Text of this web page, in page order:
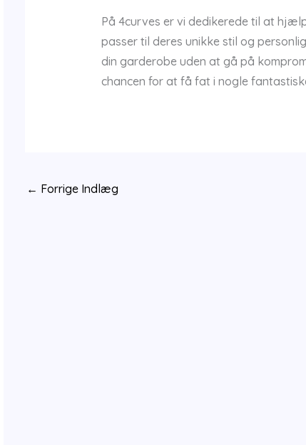
På 4curves er vi dedikerede til at
passer til deres unikke stil og
din garderobe uden at gå på
chancen for at få fat i nogle
← Forrige Indlæg